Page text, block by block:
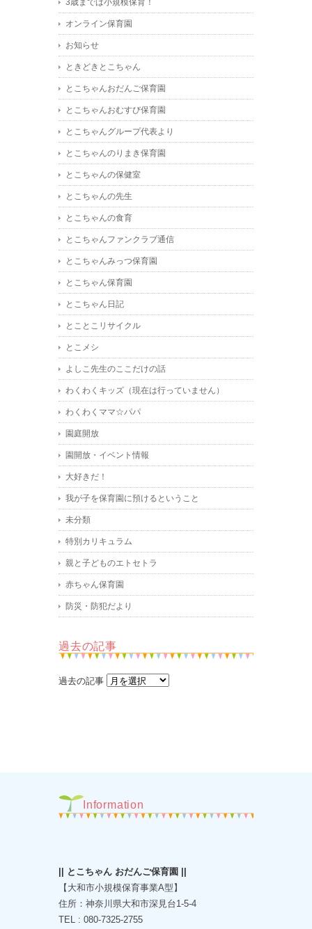
3歳までは小規模保育！
オンライン保育園
お知らせ
ときどきとこちゃん
とこちゃんおだんご保育園
とこちゃんおむすび保育園
とこちゃんグループ代表より
とこちゃんのりまき保育園
とこちゃんの保健室
とこちゃんの先生
とこちゃんの食育
とこちゃんファンクラブ通信
とこちゃんみっつ保育園
とこちゃん保育園
とこちゃん日記
とことこリサイクル
とこメシ
よしこ先生のここだけの話
わくわくキッズ（現在は行っていません）
わくわくママ☆パパ
園庭開放
園開放・イベント情報
大好きだ！
我が子を保育園に預けるということ
未分類
特別カリキュラム
親と子どものエトセトラ
赤ちゃん保育園
防災・防犯だより
過去の記事
過去の記事
Information
|| とこちゃん おだんご保育園 ||
【大和市小規模保育事業A型】
住所：神奈川県大和市深見台1-5-4
TEL : 080-7325-2755